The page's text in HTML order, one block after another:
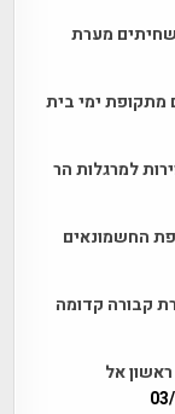
מערת
מתקופת ימי בית
למרגלות הר
החשמונאים
קבורה קדומה
אל